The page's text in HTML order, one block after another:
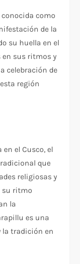
como
de la
su huella en el
en sus ritmos y
celebración de
región
el Cusco, el
que
religiosas y
su ritmo
la
es una
la tradición en